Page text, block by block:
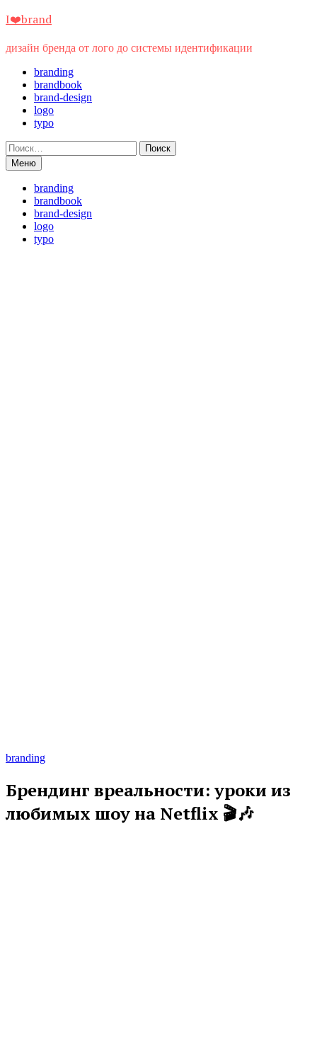
Перейти
содержимому
I❤️brand
дизайн бренда от лого до системы идентификации
branding
brandbook
brand-design
logo
typo
Найти:
Меню
branding
brandbook
brand-design
logo
typo
branding
Брендинг вреальности: уроки из
любимых шоу на Netflix 🎬🎶